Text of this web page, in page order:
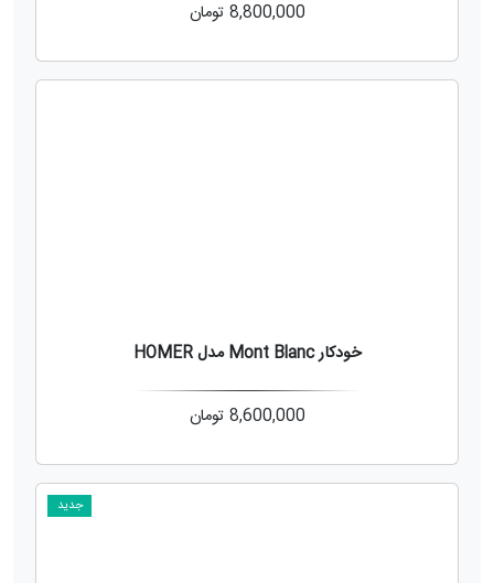
8,800,000 تومان
خودکار Mont Blanc مدل HOMER
8,600,000 تومان
جدید